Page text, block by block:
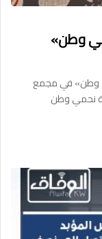
وطن»
وطن» في مجمع
نحمي وطن